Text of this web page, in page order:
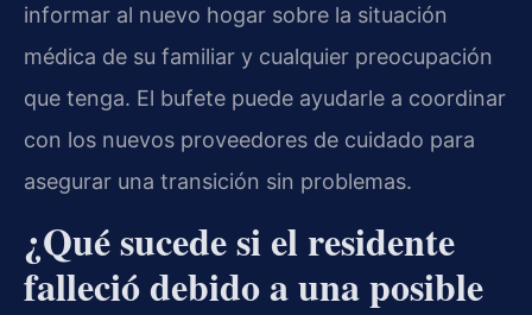
informar al nuevo hogar sobre la situación
médica de su familiar y cualquier preocupación
que tenga. El bufete puede ayudarle a coordinar
con los nuevos proveedores de cuidado para
asegurar una transición sin problemas.
¿Qué sucede si el residente
falleció debido a una posible